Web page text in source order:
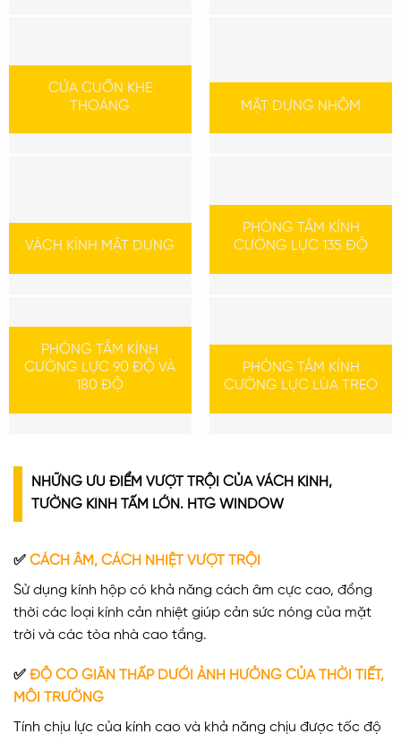
CỬA CUỐN KHE
THOÁNG
MẶT DỰNG NHÔM
VÁCH KÍNH MẶT DỰNG
PHÒNG TẮM KÍNH
CƯỜNG LỰC 135 ĐỘ
PHÒNG TẮM KÍNH
CƯỜNG LỰC 90 ĐỘ VÀ
180 ĐỘ
PHÒNG TẮM KÍNH
CƯỜNG LỰC LÙA TREO
NHỮNG ƯU ĐIỂM VƯỢT TRỘI CỦA VÁCH KÍNH,
TƯỜNG KÍNH TẤM LỚN. HTG WINDOW
✅ CÁCH ÂM, CÁCH NHIỆT VƯỢT TRỘI
Sử dụng kính hộp có khả năng cách âm cực cao, đồng
thời các loại kính cản nhiệt giúp cản sức nóng của mặt
trời và các tòa nhà cao tầng.
✅ ĐỘ CO GIÃN THẤP DƯỚI ẢNH HƯỞNG CỦA THỜI TIẾT,
MÔI TRƯỜNG
Tính chịu lực của kính cao và khả năng chịu được tốc độ